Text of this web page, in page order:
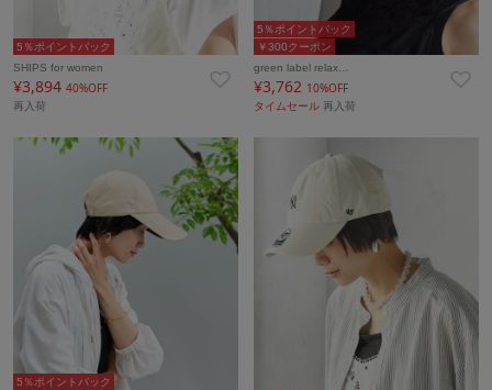
5％ポイントバック
SHIPS for women
¥3,894 40%OFF
再入荷
￥300クーポン
5％ポイントバック
green label relax…
¥3,762 10%OFF
タイムセール再入荷
5％ポイントバック